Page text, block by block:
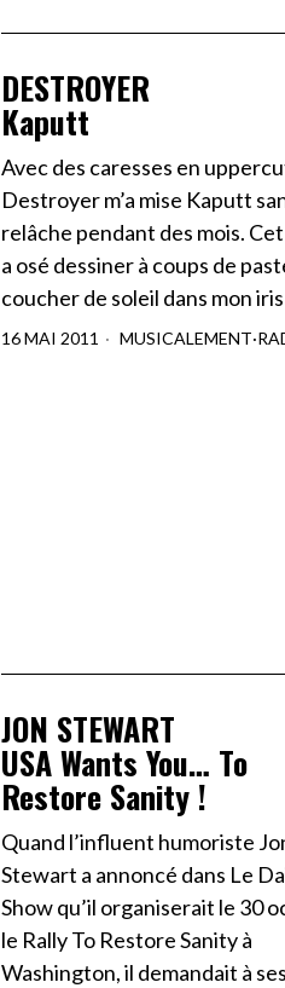
DESTROYER
Kaputt
Avec des caresses en
Destroyer m’a mise Kaputt
relâche pendant des mois.
a osé dessiner à coups de
coucher de soleil dans mon
16 MAI 2011 MUSICALEMENT·
JON STEWART
USA Wants You… To
Restore Sanity !
Quand l’influent humoriste
Stewart a annoncé dans Le
Show qu’il organiserait le 30
le Rally To Restore Sanity à
Washington, il demandait à ses